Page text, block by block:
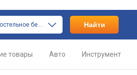
только постельное белье Найти
товары Авто Инструмент